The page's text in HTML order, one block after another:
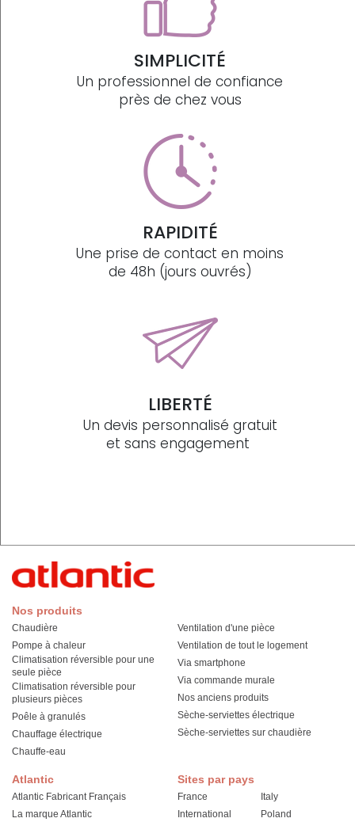
SIMPLICITÉ
Un professionnel de confiance
près de chez vous
RAPIDITÉ
Une prise de contact en moins
de 48h (jours ouvrés)
LIBERTÉ
Un devis personnalisé gratuit
et sans engagement
Atlantic
Atlantic Fabricant Français
La marque Atlantic
Nos produits
Chaudière
Pompe à chaleur
Climatisation réversible pour une
seule pièce
Climatisation réversible pour
plusieurs pièces
Poêle à granulés
Chauffage électrique
Chauffe-eau
Ventilation d'une pièce
Ventilation de tout le logement
Via smartphone
Via commande murale
Nos anciens produits
Sèche-serviettes électrique
Sèche-serviettes sur chaudière
Sites par pays
France
International
Italy
Poland